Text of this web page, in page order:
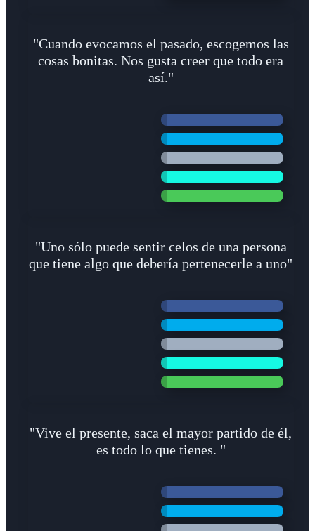
"Cuando evocamos el pasado, escogemos las
cosas bonitas. Nos gusta creer que todo era
así."
"Uno sólo puede sentir celos de una persona
que tiene algo que debería pertenecerle a uno"
"Vive el presente, saca el mayor partido de él,
es todo lo que tienes. "